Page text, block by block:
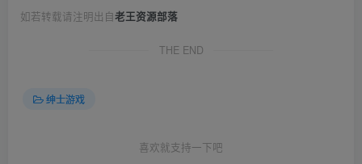
如若转载请注明出自老王资源部落
THE END
绅士游戏
喜欢就支持一下吧